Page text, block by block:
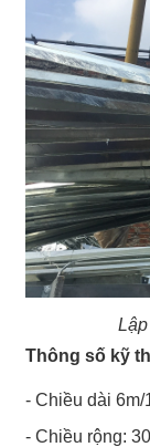
Lập là thép
Thông số kỹ
- Chiều dài 6m/
- Chiều rộng: